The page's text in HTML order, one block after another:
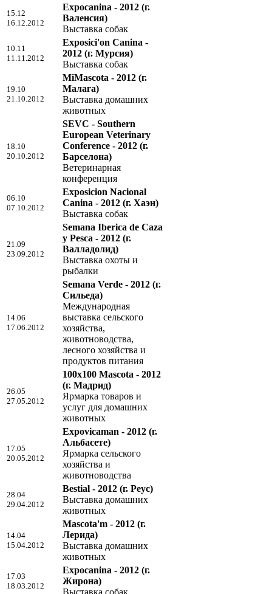
15.12
16.12.2012
Expocanina - 2012 (г.
Валенсия)
Выставка собак
10.11
11.11.2012
Exposici'on Canina -
2012 (г. Мурсия)
Выставка собак
19.10
21.10.2012
MiMascota - 2012 (г.
Малага)
Выставка домашних
животных
18.10
20.10.2012
SEVC - Southern
European Veterinary
Conference - 2012 (г.
Барселона)
Ветеринарная
конференция
06.10
07.10.2012
Exposicion Nacional
Canina - 2012 (г. Хаэн)
Выставка собак
21.09
23.09.2012
Semana Iberica de Caza
y Pesca - 2012 (г.
Валладолид)
Выставка охоты и
рыбалки
14.06
17.06.2012
Semana Verde - 2012 (г.
Сильеда)
Международная
выставка сельского
хозяйства,
животноводства,
лесного хозяйства и
продуктов питания
26.05
27.05.2012
100x100 Mascota - 2012
(г. Мадрид)
Ярмарка товаров и
услуг для домашних
животных
17.05
20.05.2012
Expovicaman - 2012 (г.
Альбасете)
Ярмарка сельского
хозяйства и
животноводства
28.04
29.04.2012
Bestial - 2012 (г. Реус)
Выставка домашних
животных
14.04
15.04.2012
Mascota'm - 2012 (г.
Лерида)
Выставка домашних
животных
17.03
18.03.2012
Expocanina - 2012 (г.
Жирона)